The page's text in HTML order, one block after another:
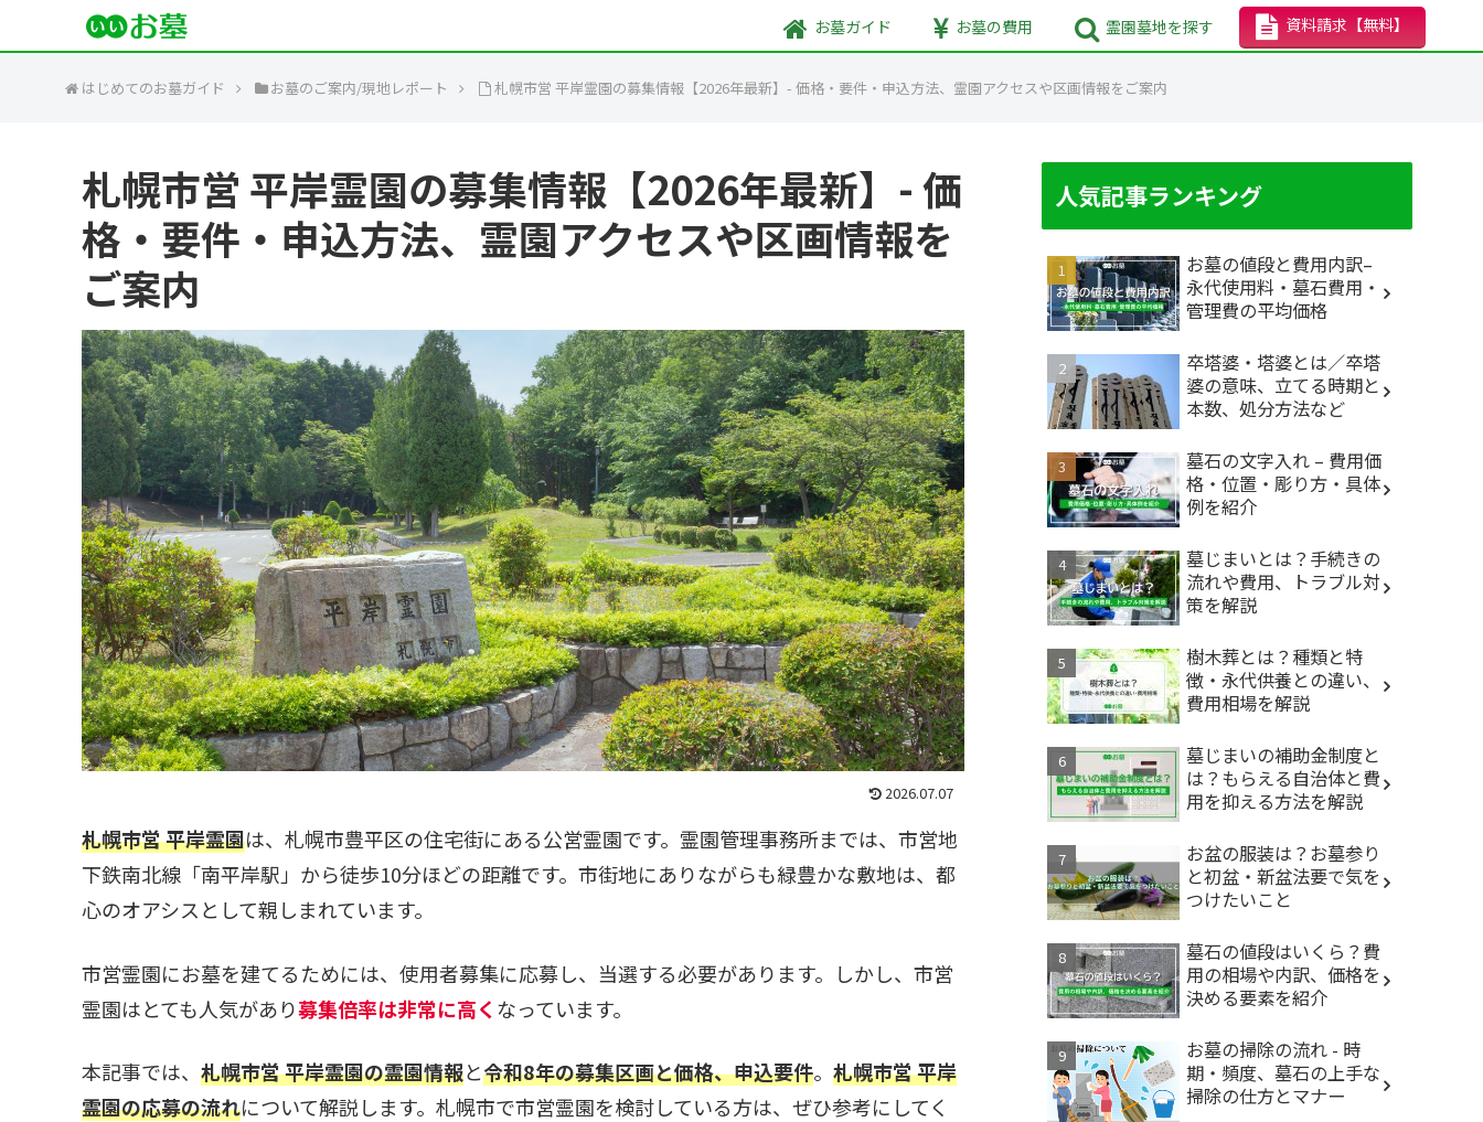
お墓ガイド お墓の費用 霊園墓地を探す 資料請求 【無料】
はじめてのお墓ガイド お墓のご案内/現地レポート 札幌市営 平岸霊園の募集情報【2026年最新】- 価格・要件・申込方法、霊園アクセスや区画情報をご案内
札幌市営 平岸霊園の募集情報【2026年最新】- 価
格・要件・申込方法、霊園アクセスや区画情報を
ご案内
2026.07.07
札幌市営 平岸霊園は、札幌市豊平区の住宅街にある公営霊園です。霊園管理事務所までは、市営地
下鉄南北線「南平岸駅」から徒歩10分ほどの距離です。市街地にありながらも緑豊かな敷地は、都
心のオアシスとして親しまれています。
市営霊園にお墓を建てるためには、使用者募集に応募し、当選する必要があります。しかし、市営
霊園はとても人気があり募集倍率は非常に高く なっています。
本記事では、 札幌市営 平岸霊園の霊園情報と令和8年の募集区画と価格、申込要件。 札幌市営 平岸
霊園の応募の流れについて解説します。札幌市で市営霊園を検討している方は、ぜひ参考にしてく
人気記事ランキング
お墓の値段と費用内訳–
永代使用料・墓石費用・
管理費の平均価格
卒塔婆・塔婆とは／卒塔
婆の意味、立てる時期と
本数、処分方法など
墓石の文字入れ – 費用価
格・位置・彫り方・具体
例を紹介
墓じまいとは？手続きの
流れや費用、トラブル対
策を解説
樹木葬とは？種類と特
徴・永代供養との違い、
費用相場を解説
墓じまいの補助金制度と
は？もらえる自治体と費
用を抑える方法を解説
お盆の服装は？お墓参り
と初盆・新盆法要で気を
つけたいこと
墓石の値段はいくら？費
用の相場や内訳、価格を
決める要素を紹介
お墓の掃除の流れ - 時
期・頻度、墓石の上手な
掃除の仕方とマナー